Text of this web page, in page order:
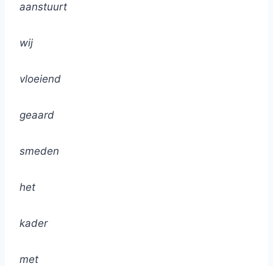
aanstuurt
wij
vloeiend
geaard
smeden
het
kader
met